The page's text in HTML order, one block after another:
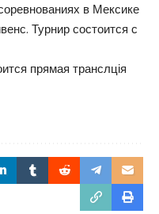
в Мексике
Турнир состоится с
прямая транслція